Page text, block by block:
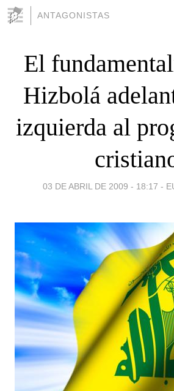
ANTAGONISTAS
El
Hizbolá
izquierda al
03 DE ABRIL DE 2009 - 18:17 -